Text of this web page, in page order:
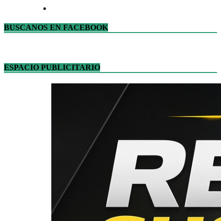
BUSCANOS EN FACEBOOK
ESPACIO PUBLICITARIO